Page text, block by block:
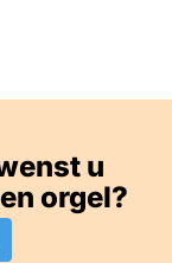
u
orgel?